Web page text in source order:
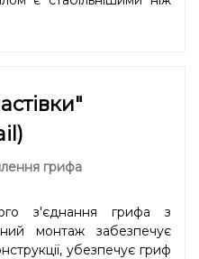
грифа
з'єднання грифа з
монтаж забезпечує
убезпечує гриф